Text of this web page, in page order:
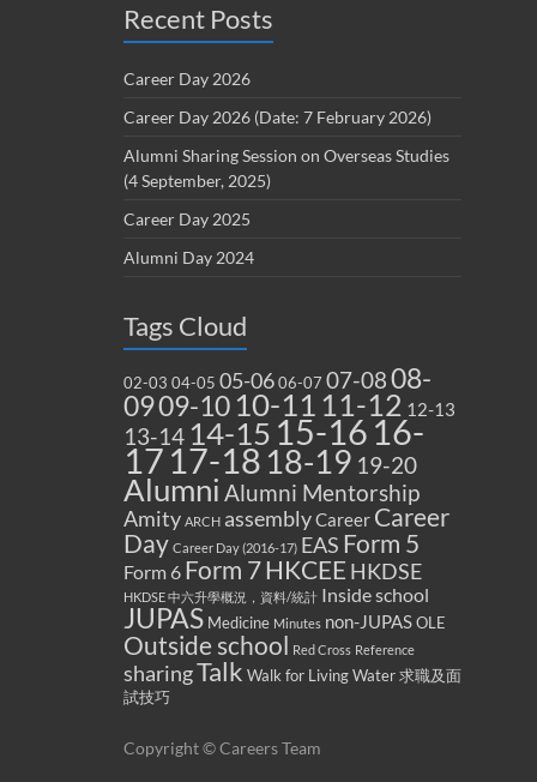
Recent Posts
Career Day 2026
Career Day 2026 (Date: 7 February 2026)
Alumni Sharing Session on Overseas Studies
(4 September, 2025)
Career Day 2025
Alumni Day 2024
Tags Cloud
02-03 04-05 05-0606-07 07-0808-
0909-10 10-11 11-12 12-13
13-14 14-15 15-16 16-
17 17-18 18-19 19-20
Alumni Alumni Mentorship
Amity ARCH assemblyCareer Career
Day Career Day (2016-17) EAS Form 5
Form 6 Form 7HKCEE HKDSE
HKDSE 中六升學概況，資料/統計 Inside school
JUPAS Medicine Minutes non-JUPASOLE
Outside school Red Cross Reference
sharingTalk Walk for Living Water求職及面
試技巧
Copyright © Careers Team